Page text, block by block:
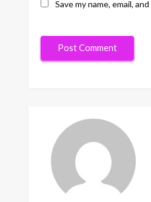
Save my name, email,